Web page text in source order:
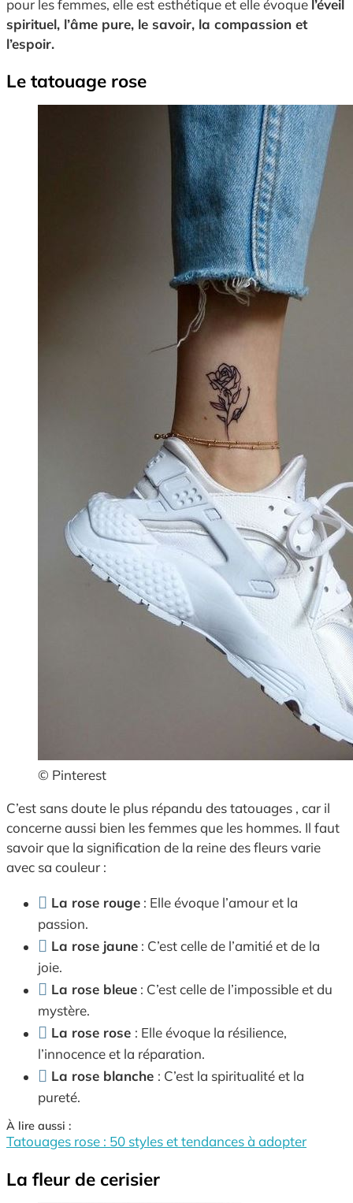
pour les femmes, elle est esthétique et elle évoque l’éveil
spirituel, l’âme pure, le savoir, la compassion et
l’espoir.
Le tatouage rose
© Pinterest
C’est sans doute le plus répandu des tatouages , car il
concerne aussi bien les femmes que les hommes. Il faut
savoir que la signification de la reine des fleurs varie
avec sa couleur :
La rose rouge : Elle évoque l’amour et la
passion.
La rose jaune : C’est celle de l’amitié et de la
joie.
La rose bleue : C’est celle de l’impossible et du
mystère.
La rose rose : Elle évoque la résilience,
l’innocence et la réparation.
La rose blanche : C’est la spiritualité et la
pureté.
À lire aussi :
Tatouages rose : 50 styles et tendances à adopter
La fleur de cerisier